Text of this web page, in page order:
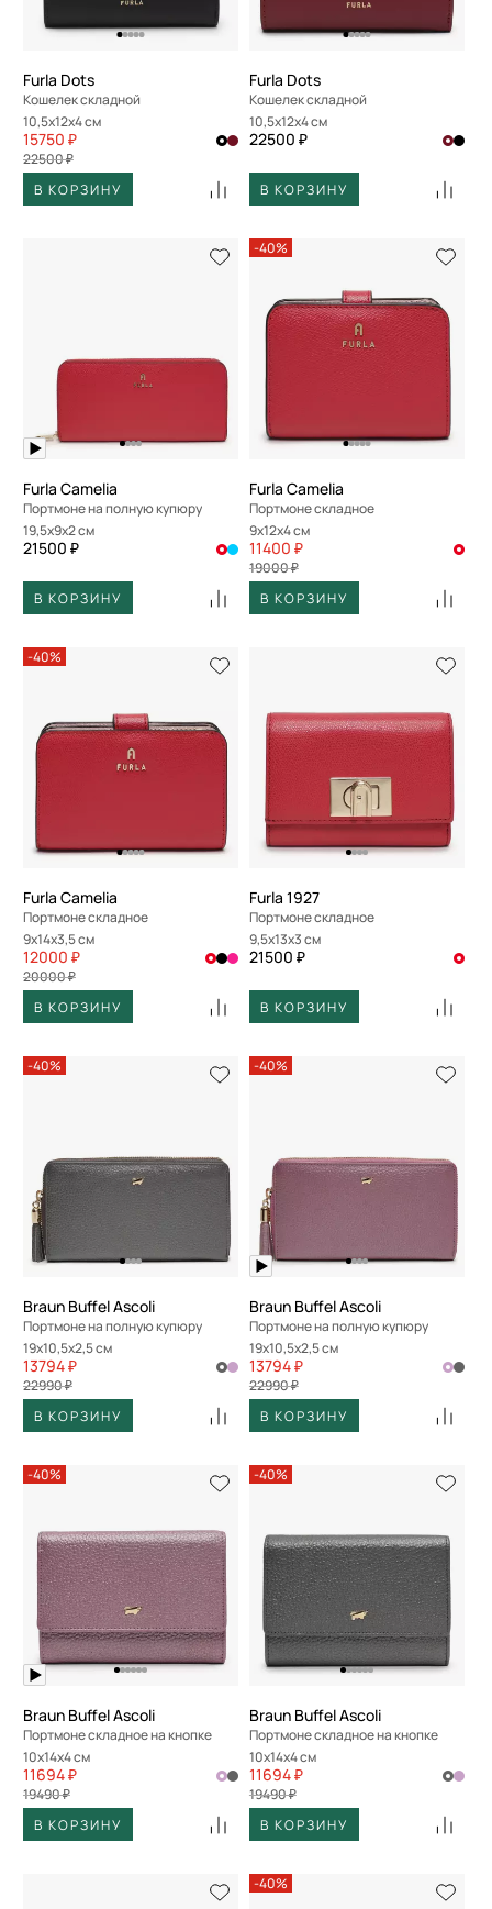
Furla Dots
Кошелек складной
10,5x12x4 см
15750 ₽
22500 ₽
В КОРЗИНУ
Furla Dots
Кошелек складной
10,5x12x4 см
22500 ₽
В КОРЗИНУ
Furla Camelia
Портмоне на полную купюру
19,5x9x2 см
21500 ₽
В КОРЗИНУ
-40%
Furla Camelia
Портмоне складное
9x12x4 см
11400 ₽
19000 ₽
В КОРЗИНУ
-40%
Furla Camelia
Портмоне складное
9x14x3,5 см
12000 ₽
20000 ₽
В КОРЗИНУ
Furla 1927
Портмоне складное
9,5x13x3 см
21500 ₽
В КОРЗИНУ
-40%
Braun Buffel Ascoli
Портмоне на полную купюру
19x10,5x2,5 см
13794 ₽
22990 ₽
В КОРЗИНУ
-40%
Braun Buffel Ascoli
Портмоне на полную купюру
19x10,5x2,5 см
13794 ₽
22990 ₽
В КОРЗИНУ
-40%
Braun Buffel Ascoli
Портмоне складное на кнопке
10x14x4 см
11694 ₽
19490 ₽
В КОРЗИНУ
-40%
Braun Buffel Ascoli
Портмоне складное на кнопке
10x14x4 см
11694 ₽
19490 ₽
В КОРЗИНУ
-40%